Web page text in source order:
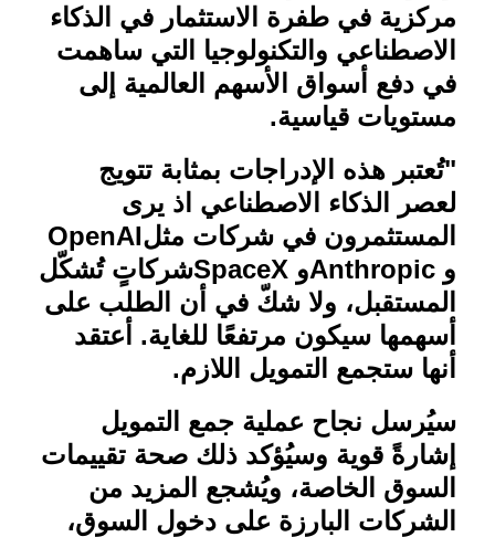
مركزية في طفرة الاستثمار في الذكاء
الاصطناعي والتكنولوجيا التي ساهمت
في دفع أسواق الأسهم العالمية إلى
مستويات قياسية.
"تُعتبر هذه الإدراجات بمثابة تتويج
لعصر الذكاء الاصطناعي اذ يرى
المستثمرون في شركات مثلOpenAI
و Anthropicو SpaceXشركاتٍ تُشكّل
المستقبل، ولا شكّ في أن الطلب على
أسهمها سيكون مرتفعًا للغاية. أعتقد
أنها ستجمع التمويل اللازم.
سيُرسل نجاح عملية جمع التمويل
إشارةً قوية وسيُؤكد ذلك صحة تقييمات
السوق الخاصة، ويُشجع المزيد من
الشركات البارزة على دخول السوق،